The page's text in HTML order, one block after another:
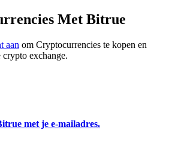
Met Bitrue
aan om Cryptocurrencies te kopen en
exchange.
met je e-mailadres.